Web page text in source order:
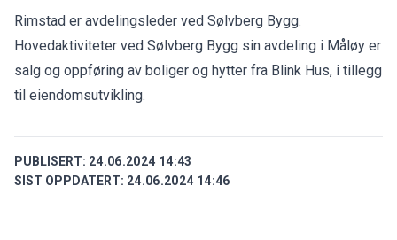
Rimstad er avdelingsleder ved Sølvberg Bygg.
Hovedaktiviteter ved Sølvberg Bygg sin avdeling i Måløy er
salg og oppføring av boliger og hytter fra Blink Hus, i tillegg
til eiendomsutvikling.
PUBLISERT: 24.06.2024 14:43
SIST OPPDATERT: 24.06.2024 14:46